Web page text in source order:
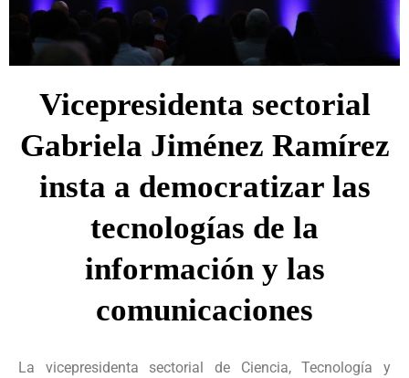
Vicepresidenta sectorial
Gabriela Jiménez Ramírez
insta a democratizar las
tecnologías de la
información y las
comunicaciones
La vicepresidenta sectorial de Ciencia, Tecnología y